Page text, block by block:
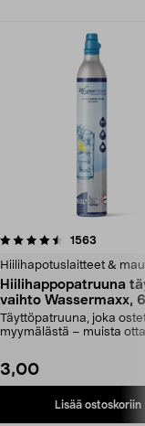
1563
Hiilihapotuslaitteet &
Hiilihappopatruuna
vaihto Wassermaxx,
Täyttöpatruuna, joka
myymälästä – muista
3,00
Lisää ostoskoriin
4.5viidestä